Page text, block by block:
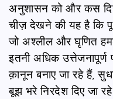
अनुशासन को और कस
चीज़ देखने की यह है कि
जो अश्लील और घृणित
इतनी अधिक
क़ानून बनाए जा रहे हैं,
बूझ भरे निरदेश दिए जा